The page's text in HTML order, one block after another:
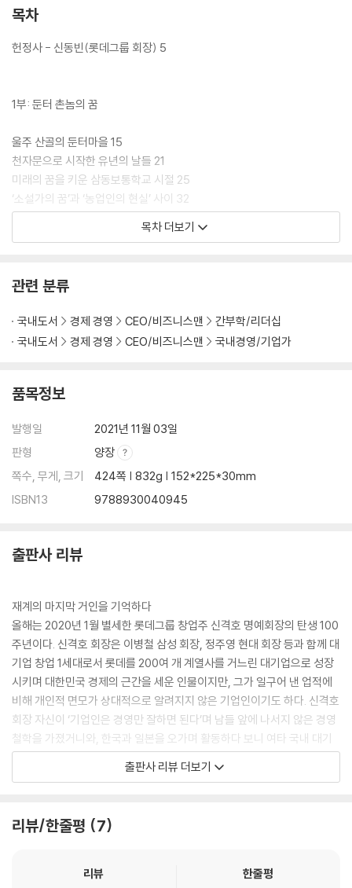
목차
헌정사 - 신동빈(롯데그룹 회장) 5
1부: 둔터 촌놈의 꿈
울주 산골의 둔터마을 15
천자문으로 시작한 유년의 날들 21
미래의 꿈을 키운 삼동보통학교 시절 25
‘소설가의 꿈’과 ‘농업인의 현실’ 사이 32
경성을 보며 ‘큰 세상’을 상상하다 36
함경도 명천종양장에서의 1년 40
[일화 1] 수몰된 둔터마을 생가와 고향 사람들 55
2부: 일본 고학시절의 값진 경험
꿈을 안고 마침내 일본 땅에 63
우유배달원에서 ‘소(小)사장’으로 68
한국인 문학청년들과의 교류 74
전시상황에서 응용화학의 길을 택하다 78
처음 투자 받은 사업이 잿더미로 80
화장품 사업의 성공과 ‘롯데’ 브랜드의 탄생 85
[일화 2] 내가 좋아하는 영화배우들 93
3부: 일본에서 이룬 롯데의 '껌 신화’
최초의 법인 ‘주식회사 롯데’ 출범 105
유통망을 확대하고 과자류에 도전하고 110
한국전쟁 시기의 일본경제 116
사업을 확장하며 신뢰를 쌓다 122
일본 최초로 천연치클 껌 개발 127
16년 만의 부자(父子) 상봉 131
일본 열도를 달군 1천만 엔 경품 이벤트 135
[일화 3] 재일동포들이 후원한 올림픽과 월드컵 143
캔디와 아이스크림으로의 사업 확장 168
목차 더보기
관련 분류
국내도서 경제 경영 CEO/비즈니스맨
간부학/리더십
국내도서
경제 경영 CEO/비즈니스맨 국내경영/기업가
품목정보
발행일
2021년 11월 03일
판형
양장
쪽수, 무게, 크기
424쪽 | 832g | 152*225*30mm
ISBN13
9788930040945
출판사 리뷰
재계의 마지막 거인을 기억하다
올해는 2020년 1월 별세한 롯데그룹 창업주 신격호 명예회장의 탄생 100
주년이다. 신격호 회장은 이병철 삼성 회장, 정주영 현대 회장 등과 함께 대
기업 창업 1세대로서 롯데를 200여 개 계열사를 거느린 대기업으로 성장
시키며 대한민국 경제의 근간을 세운 인물이지만, 그가 일구어 낸 업적에
비해 개인적 면모가 상대적으로 알려지지 않은 기업인이기도 하다. 신격호
회장 자신이 ‘기업인은 경영만 잘하면 된다’며 남들 앞에 나서지 않은 경영
철학을 가졌거니와, 한국과 일본을 오가며 활동하다 보니 여타 국내 대기
업 총수에 비해 대중 노출 빈도가 낮을 수밖에 없었다.
이 책은 이렇게 대한민국 경제발전사의 조용한 거인이라 할 수 있는 신격
한 기록을 기본 뼈대로 삼아 신동빈 롯데그룹 회장과 여러 롯데 원로 기업
지 않았던 신격호 회장의 개인적 삶에 한 걸음 다가감과 함께, 롯데의 발전
출판사 리뷰 더보기
리뷰/한줄평 7
리뷰 한줄평